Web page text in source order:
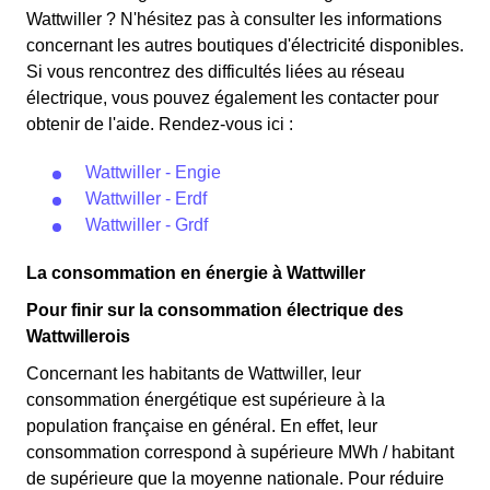
Wattwiller ? N'hésitez pas à consulter les informations
concernant les autres boutiques d'électricité disponibles.
Si vous rencontrez des difficultés liées au réseau
électrique, vous pouvez également les contacter pour
obtenir de l'aide. Rendez-vous ici :
Wattwiller - Engie
Wattwiller - Erdf
Wattwiller - Grdf
La consommation en énergie à Wattwiller
Pour finir sur la consommation électrique des
Wattwillerois
Concernant les habitants de Wattwiller, leur
consommation énergétique est supérieure à la
population française en général. En effet, leur
consommation correspond à supérieure MWh / habitant
de supérieure que la moyenne nationale. Pour réduire